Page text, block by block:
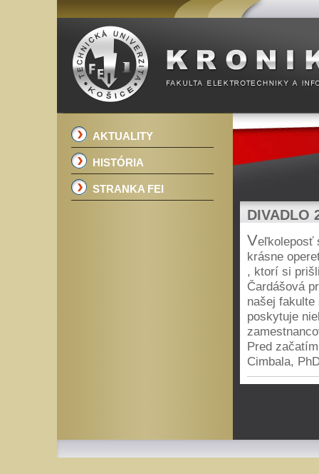
AKTUALITY
HISTÓRIA
STRANKA FEI
DIVADLO
Veľkoleposť
krásne
, ktorí si
Čardášová
našej
poskytuje
Pred
Cimbala,